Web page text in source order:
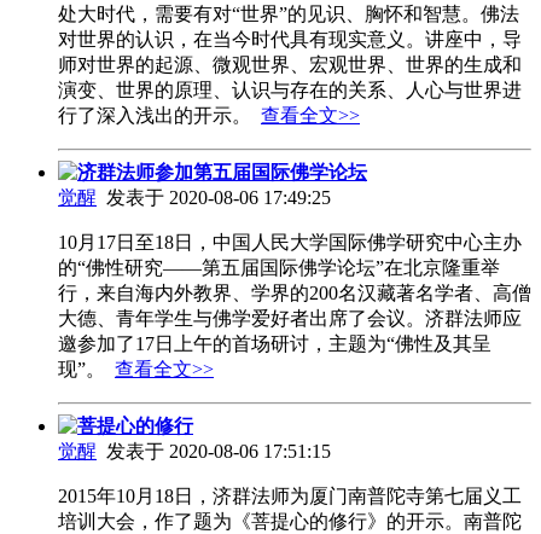
处大时代，需要有对“世界”的见识、胸怀和智慧。佛法
对世界的认识，在当今时代具有现实意义。讲座中，导
师对世界的起源、微观世界、宏观世界、世界的生成和
演变、世界的原理、认识与存在的关系、人心与世界进
行了深入浅出的开示。 查看全文>>
济群法师参加第五届国际佛学论坛
觉醒 发表于 2020-08-06 17:49:25
10月17日至18日，中国人民大学国际佛学研究中心主办
的“佛性研究——第五届国际佛学论坛”在北京隆重举
行，来自海内外教界、学界的200名汉藏著名学者、高僧
大德、青年学生与佛学爱好者出席了会议。济群法师应
邀参加了17日上午的首场研讨，主题为“佛性及其呈
现”。 查看全文>>
菩提心的修行
觉醒 发表于 2020-08-06 17:51:15
2015年10月18日，济群法师为厦门南普陀寺第七届义工
培训大会，作了题为《菩提心的修行》的开示。南普陀